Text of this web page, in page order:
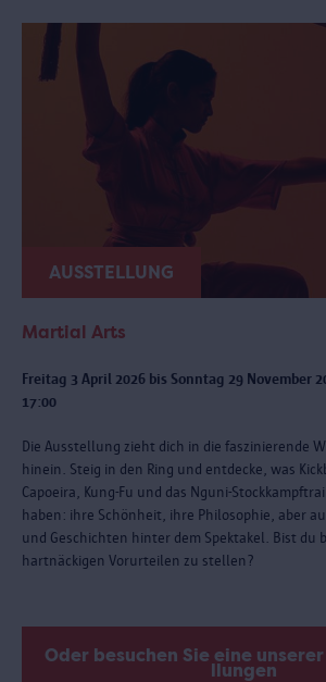
AUSSTELLUNG
Martial Arts
Freitag 3 April 2026 bis Sonntag 29 November
17:00
Die Ausstellung zieht dich in die faszinierende
hinein. Steig in den Ring und entdecke, was
Capoeira, Kung-Fu und das Nguni-
haben: ihre Schönheit, ihre Philosophie, aber
und Geschichten hinter dem Spektakel. Bist du
hartnäckigen Vorurteilen zu stellen?
Oder besuchen Sie eine
llungen